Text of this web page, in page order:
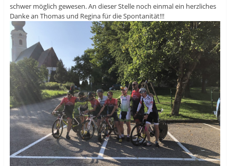
schwer möglich gewesen. An dieser Stelle noch einmal ein herzliches
Danke an Thomas und Regina für die Spontanität!!!